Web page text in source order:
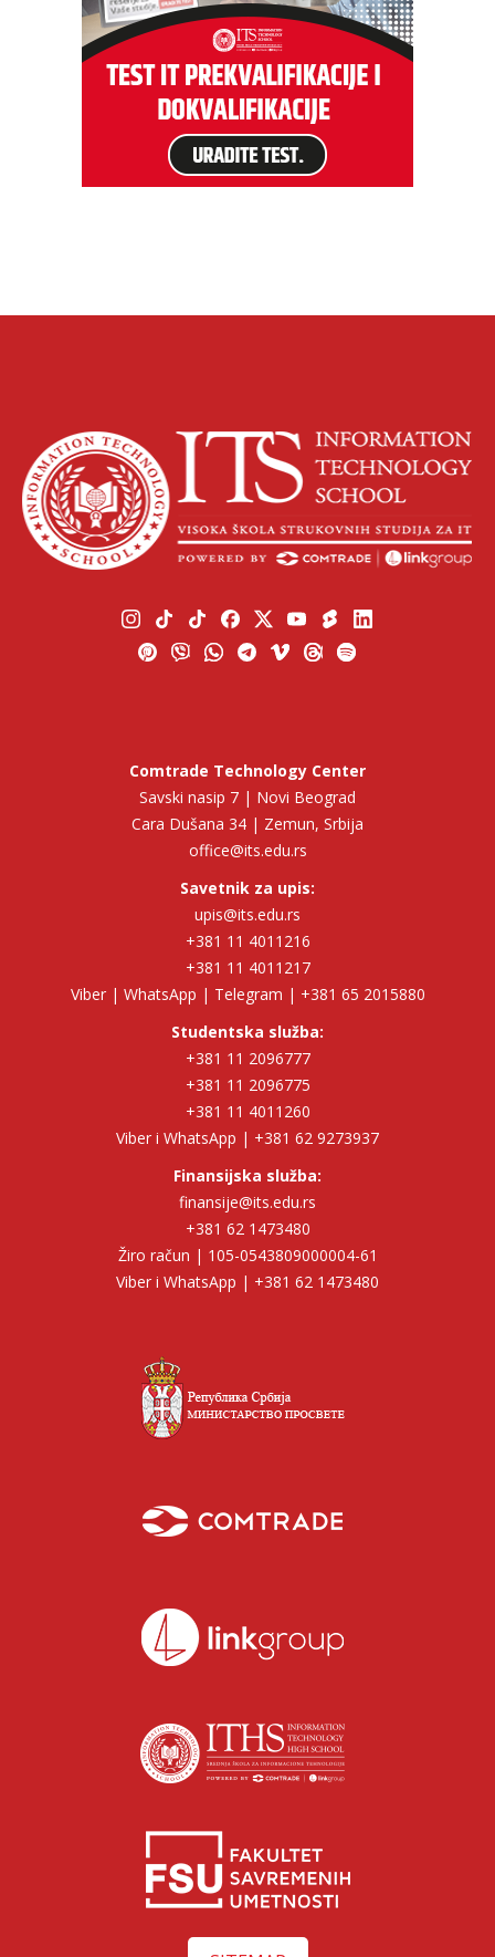
Comtrade Technology Center
Savski nasip 7 | Novi Beograd
Cara Dušana 34 | Zemun, Srbija
office@its.edu.rs
Savetnik za upis:
upis@its.edu.rs
+381 11 4011216
+381 11 4011217
Viber | WhatsApp | Telegram | +381 65 2015880
Studentska služba:
+381 11 2096777
+381 11 2096775
+381 11 4011260
Viber i WhatsApp | +381 62 9273937
Finansijska služba:
finansije@its.edu.rs
+381 62 1473480
Žiro račun | 105-0543809000004-61
Viber i WhatsApp | +381 62 1473480